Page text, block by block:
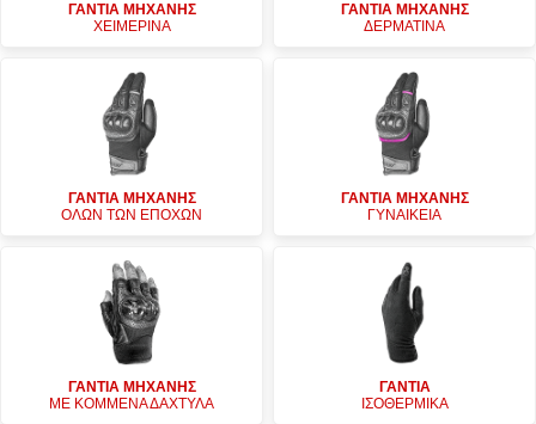
ΓΑΝΤΙΑ ΜΗΧΑΝΗΣ
ΧΕΙΜΕΡΙΝΑ
ΓΑΝΤΙΑ ΜΗΧΑΝΗΣ
ΔΕΡΜΑΤΙΝΑ
ΓΑΝΤΙΑ ΜΗΧΑΝΗΣ
ΟΛΩΝ ΤΩΝ ΕΠΟΧΩΝ
ΓΑΝΤΙΑ ΜΗΧΑΝΗΣ
ΓΥΝΑΙΚΕΙΑ
ΓΑΝΤΙΑ ΜΗΧΑΝΗΣ
ΜΕ ΚΟΜΜΕΝΑ ΔΑΧΤΥΛΑ
ΓΑΝΤΙΑ
ΙΣΟΘΕΡΜΙΚΑ